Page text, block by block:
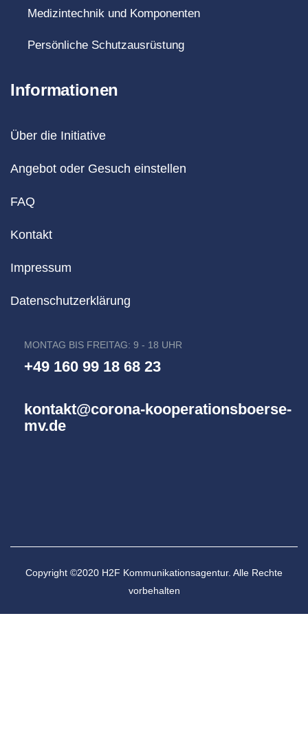
Medizintechnik und Komponenten
Persönliche Schutzausrüstung
Informationen
Über die Initiative
Angebot oder Gesuch einstellen
FAQ
Kontakt
Impressum
Datenschutzerklärung
MONTAG BIS FREITAG: 9 - 18 UHR
+49 160 99 18 68 23
kontakt@corona-kooperationsboerse-
mv.de
Copyright ©2020 H2F Kommunikationsagentur. Alle Rechte
vorbehalten